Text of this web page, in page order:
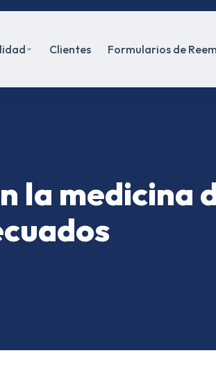
Clientes Formularios de
la medicina